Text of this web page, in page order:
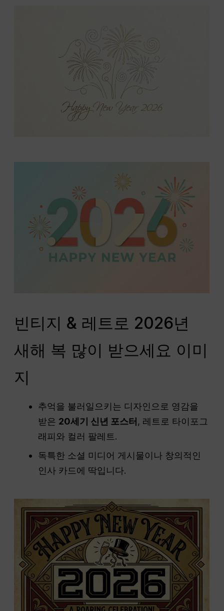
빈티지 & 레트로 2026년
새해 복 많이 받으세요 이미
지
추억을 불러일으키는 디자인으로 영감을
받은 20세기 신년 포스터, 레트로 타이포그
래피와 컬러 팔레트.
독특한 소셜 미디어 게시물이나 창의적인
인사 카드에 딱입니다.